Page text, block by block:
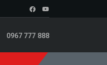
0967 777 888